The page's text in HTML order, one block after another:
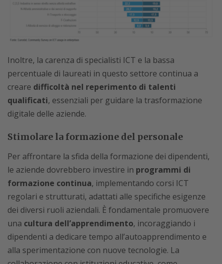
Inoltre, la carenza di specialisti ICT e la bassa
percentuale di laureati in questo settore continua a
creare difficoltà nel reperimento di talenti
qualificati, essenziali per guidare la trasformazione
digitale delle aziende.
Stimolare la formazione del personale
Per affrontare la sfida della formazione dei dipendenti,
le aziende dovrebbero investire in programmi di
formazione continua, implementando corsi ICT
regolari e strutturati, adattati alle specifiche esigenze
dei diversi ruoli aziendali. È fondamentale promuovere
una cultura dell’apprendimento, incoraggiando i
dipendenti a dedicare tempo all’autoapprendimento e
alla sperimentazione con nuove tecnologie. La